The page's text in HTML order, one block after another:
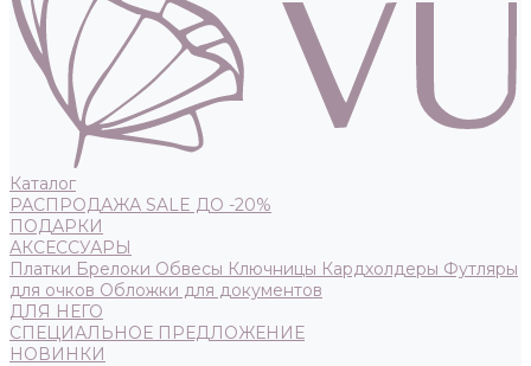
Каталог
РАСПРОДАЖА SALE ДО -20%
ПОДАРКИ
АКСЕССУАРЫ
Платки Брелоки Обвесы Ключницы Кардхолдеры Футляры
для очков Обложки для документов
ДЛЯ НЕГО
СПЕЦИАЛЬНОЕ ПРЕДЛОЖЕНИЕ
НОВИНКИ